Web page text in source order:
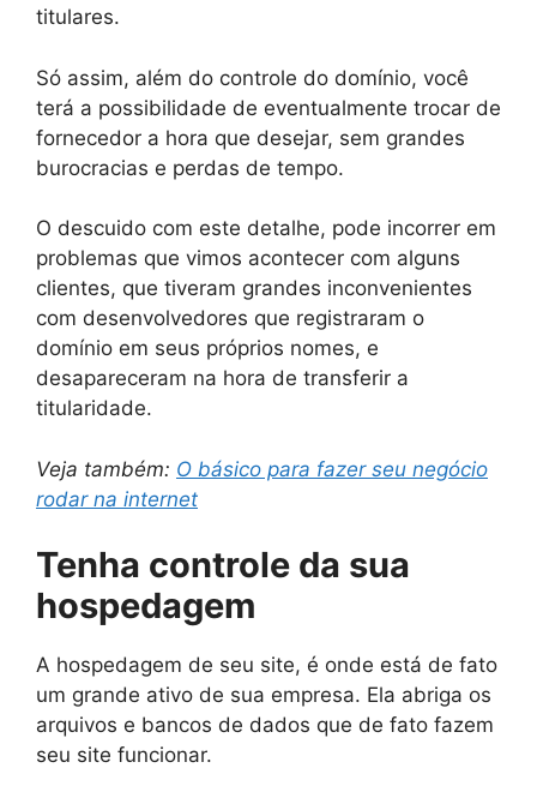
titulares.
Só assim, além do controle do domínio, você
terá a possibilidade de eventualmente trocar de
fornecedor a hora que desejar, sem grandes
burocracias e perdas de tempo.
O descuido com este detalhe, pode incorrer em
problemas que vimos acontecer com alguns
clientes, que tiveram grandes inconvenientes
com desenvolvedores que registraram o
domínio em seus próprios nomes, e
desapareceram na hora de transferir a
titularidade.
Veja também: O básico para fazer seu negócio
rodar na internet
Tenha controle da sua
hospedagem
A hospedagem de seu site, é onde está de fato
um grande ativo de sua empresa. Ela abriga os
arquivos e bancos de dados que de fato fazem
seu site funcionar.